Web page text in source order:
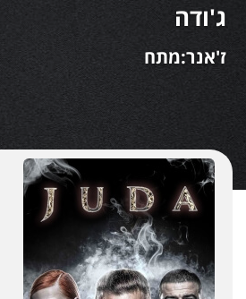
ג'ודה
ז'אנר:מתח